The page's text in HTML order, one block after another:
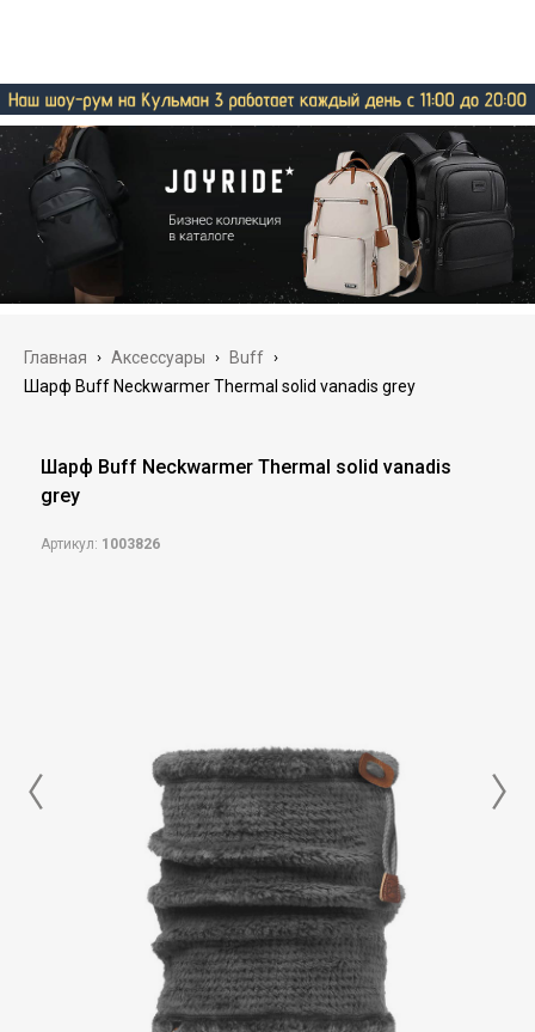
Главная › Аксессуары › Buff ›
Шарф Buff Neckwarmer Thermal solid vanadis grey
Шарф Buff Neckwarmer Thermal solid vanadis
grey
Артикул: 1003826